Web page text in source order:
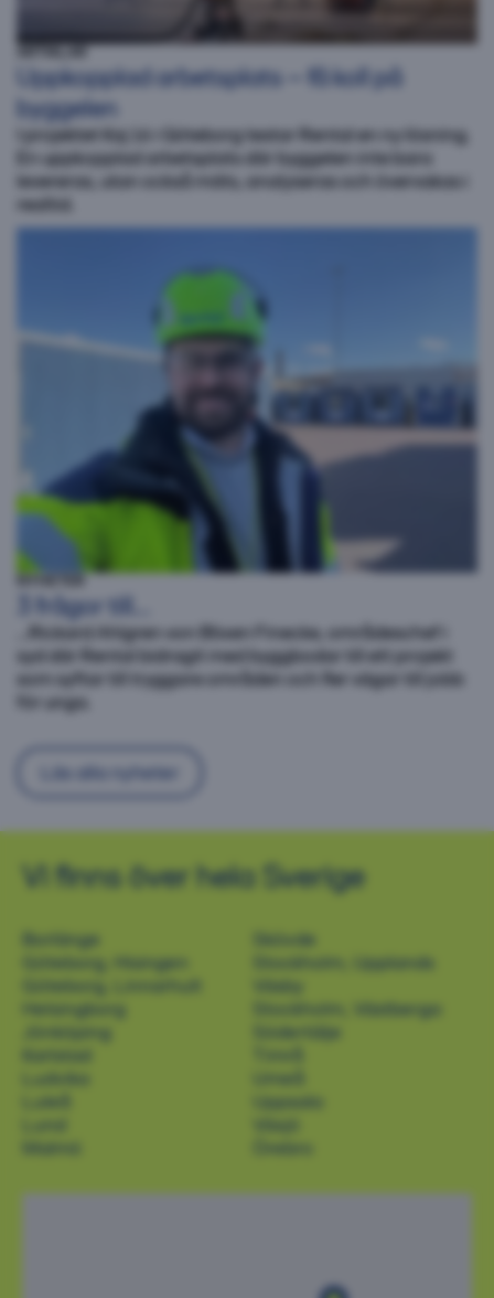
ARTIKLAR
Uppkopplad arbetsplats – få koll på
byggelen
I projektet Kaj 16 i Göteborg testar Rental en ny lösning.
En uppkopplad arbetsplats där byggelen inte bara
levereras, utan också mäts, analyseras och övervakas i
realtid.
NYHETER
3 frågor till…
…Rickard Ahlgren von Blixen Finecke, områdeschef i
syd där Rental bidragit med byggbodar till ett projekt
som syftar till tryggare områden och fler vägar till jobb
för unga.
Läs alla nyheter
Vi finns över hela Sverige
Borlänge
Göteborg, Hisingen
Helsingborg
Jönköping
Skövde
Stockholm, Upplands
Stockholm, Västberga
Södertälje
Umeå
Uppsala